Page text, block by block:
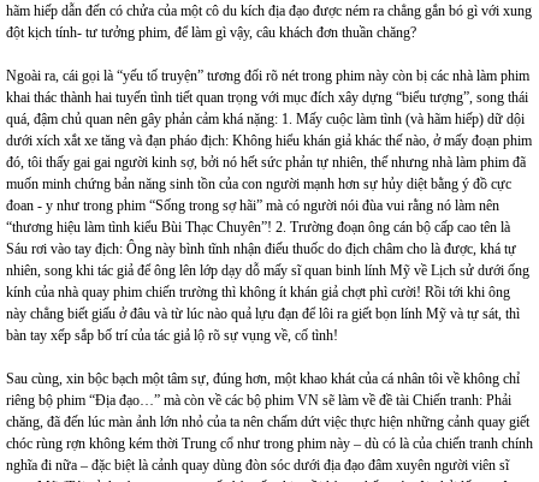
hãm hiếp dẫn đến có chửa của một cô du kích địa đạo được ném ra chẳng gắn bó gì với xung
đột kịch tính- tư tưởng phim, để làm gì vậy, câu khách đơn thuần chăng?
Ngoài ra, cái gọi là “yếu tố truyện” tương đối rõ nét trong phim này còn bị các nhà làm phim
khai thác thành hai tuyến tình tiết quan trọng với mục đích xây dựng “biểu tượng”, song thái
quá, đậm chủ quan nên gây phản cảm khá nặng: 1. Mấy cuộc làm tình (và hãm hiếp) dữ dội
dưới xích xắt xe tăng và đạn pháo địch: Không hiểu khán giả khác thế nào, ở mấy đoạn phim
đó, tôi thấy gai gai người kinh sợ, bởi nó hết sức phản tự nhiên, thế nhưng nhà làm phim đã
muốn minh chứng bản năng sinh tồn của con người mạnh hơn sự hủy diệt bằng ý đồ cực
đoan - y như trong phim “Sống trong sợ hãi” mà có người nói đùa vui rằng nó làm nên
“thương hiệu làm tình kiểu Bùi Thạc Chuyên”! 2. Trường đoạn ông cán bộ cấp cao tên là
Sáu rơi vào tay địch: Ông này bình tĩnh nhận điếu thuốc do địch châm cho là được, khá tự
nhiên, song khi tác giả để ông lên lớp dạy dỗ mấy sĩ quan binh lính Mỹ về Lịch sử dưới ống
kính của nhà quay phim chiến trường thì không ít khán giả chợt phì cười! Rồi tới khi ông
này chẳng biết giấu ở đâu và từ lúc nào quả lựu đạn để lôi ra giết bọn lính Mỹ và tự sát, thì
bàn tay xếp sắp bố trí của tác giả lộ rõ sự vụng về, cố tình!
Sau cùng, xin bộc bạch một tâm sự, đúng hơn, một khao khát của cá nhân tôi về không chỉ
riêng bộ phim “Địa đạo…” mà còn về các bộ phim VN sẽ làm về đề tài Chiến tranh: Phải
chăng, đã đến lúc màn ảnh lớn nhỏ của ta nên chấm dứt việc thực hiện những cảnh quay giết
chóc rùng rợn không kém thời Trung cổ như trong phim này – dù có là của chiến tranh chính
nghĩa đi nữa – đặc biệt là cảnh quay dùng đòn sóc dưới địa đạo đâm xuyên người viên sĩ